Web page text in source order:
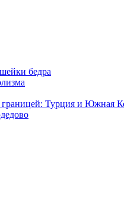
бедра
границей: Турция и Южная